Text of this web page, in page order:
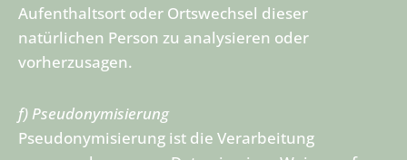
Aufenthaltsort oder Ortswechsel dieser
natürlichen Person zu analysieren oder
vorherzusagen.
f) Pseudonymisierung
Pseudonymisierung ist die Verarbeitung